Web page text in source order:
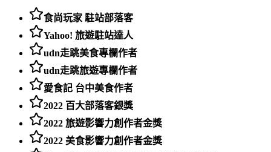
食尚玩家 駐站部落客
Yahoo! 旅遊駐站達人
udn走跳美食專欄作者
udn走跳旅遊專欄作者
愛食記 台中美食作者
2022 百大部落客銀獎
2022 旅遊影響力創作者金獎
2022 美食影響力創作者金獎